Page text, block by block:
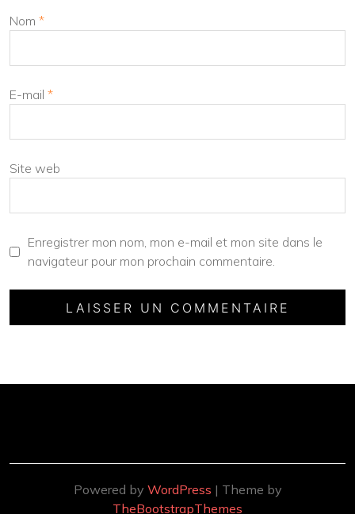
Nom *
E-mail *
Site web
Enregistrer mon nom, mon e-mail et mon site dans le
navigateur pour mon prochain commentaire.
Powered by WordPress | Theme by
TheBootstrapThemes